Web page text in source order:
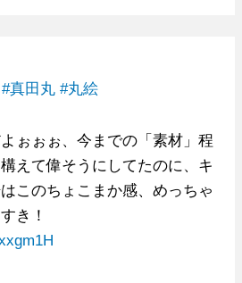
#真田丸 #丸絵
ぉぉぉ、今までの「素材」程
えて偉そうにしてたのに、キ
このちょこまか感、めっちゃ
き！